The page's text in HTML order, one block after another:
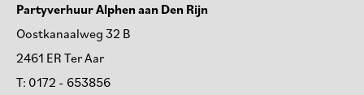
Partyverhuur Alphen aan Den Rijn
Oostkanaalweg 32 B
2461 ER Ter Aar
T: 0172 - 653856